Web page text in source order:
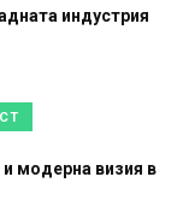
индустрия
и модерна визия в